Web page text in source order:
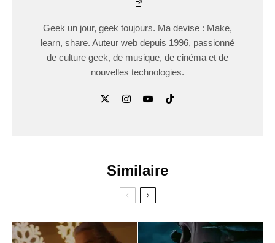
Geek un jour, geek toujours. Ma devise : Make,
learn, share. Auteur web depuis 1996, passionné
de culture geek, de musique, de cinéma et de
nouvelles technologies.
Similaire